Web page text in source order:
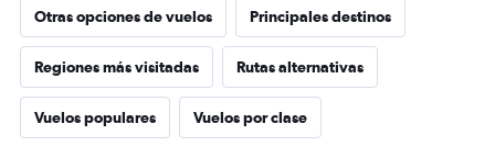
Otras opciones de vuelos Principales destinos
Regiones más visitadas Rutas alternativas
Vuelos populares Vuelos por clase